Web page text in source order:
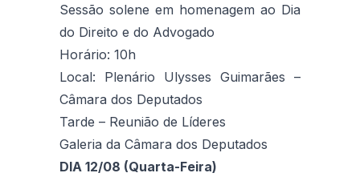
Sessão solene em homenagem ao Dia
do Direito e do Advogado
Horário: 10h
Local: Plenário Ulysses Guimarães –
Câmara dos Deputados
Tarde – Reunião de Líderes
Galeria da Câmara dos Deputados
DIA 12/08 (Quarta-Feira)